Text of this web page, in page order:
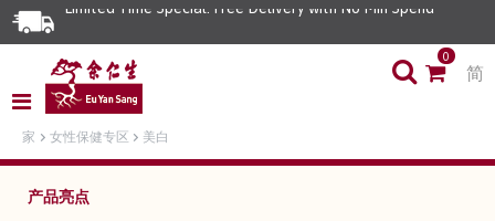
Limited Time Special: Free Delivery with No Min Spend
0
简
家 女性保健专区 美白
产品亮点